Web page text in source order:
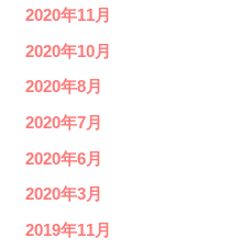
2020年11月
2020年10月
2020年8月
2020年7月
2020年6月
2020年3月
2019年11月